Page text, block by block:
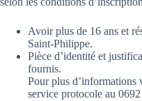
Avoir plus de 16 ans et
Saint-Philippe.
Pièce d’identité et
fournis.
Pour plus d’informations
service protocole au